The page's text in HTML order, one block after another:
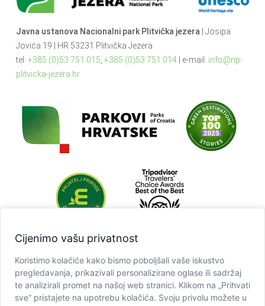
Cijenimo vašu privatnost
Koristimo kolačiće kako bismo poboljšali vaše iskustvo
pregledavanja, prikazivali personalizirane oglase ili sadržaj
te analizirali promet na našoj web stranici. Klikom na „Prihvati
sve” pristajete na upotrebu kolačića. Svoju privolu možete u
Javna ustanova Nacionalni park Plitvička jezera | Josipa
Jovića 19 | HR 53231 Plitvička Jezera
tel: +385 (0)53 751 015 +385 (0)53 751 014| e-mail: info@np-
plitvicka-jezera.hr